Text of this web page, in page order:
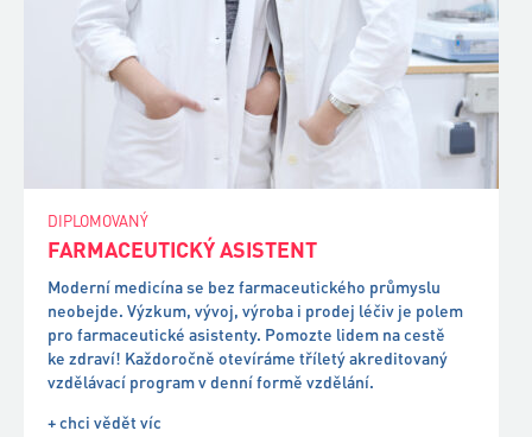
DIPLOMOVANÝ
FARMACEUTICKÝ ASISTENT
Moderní medicína se bez farmaceutického průmyslu
neobejde. Výzkum, vývoj, výroba i prodej léčiv je polem
pro farmaceutické asistenty. Pomozte lidem na cestě
ke zdraví! Každoročně otevíráme tříletý akreditovaný
vzdělávací program v denní formě vzdělání.